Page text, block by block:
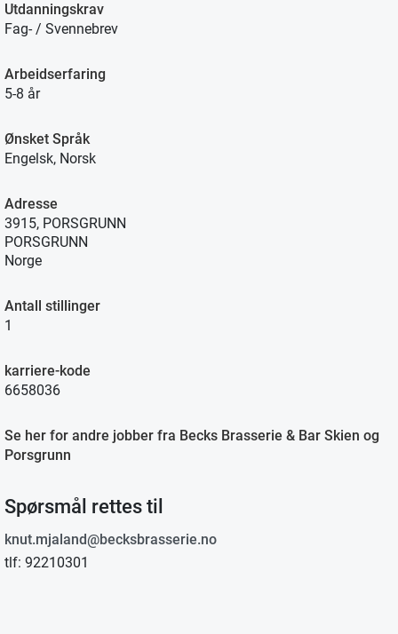
Utdanningskrav
Fag- / Svennebrev
Arbeidserfaring
5-8 år
Ønsket Språk
Engelsk, Norsk
Adresse
3915, PORSGRUNN
PORSGRUNN
Norge
Antall stillinger
1
karriere-kode
6658036
Se her for andre jobber fra Becks Brasserie & Bar Skien og
Porsgrunn
Spørsmål rettes til
knut.mjaland@becksbrasserie.no
tlf: 92210301